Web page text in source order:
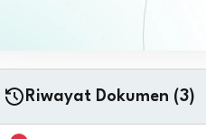
JDIH
Riwayat Dokumen (3)